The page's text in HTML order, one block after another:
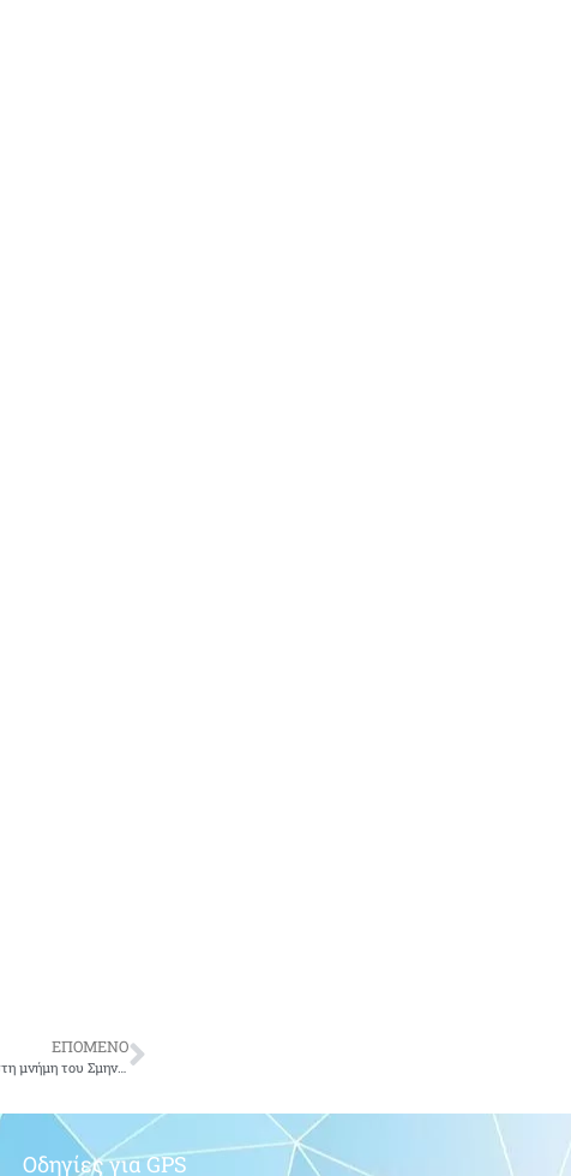
ΕΠΟΜΕΝΟ
Eπετειακή Eκδήλωση στο όρος Γράμμος και Τρισάγιο από την ΕΑΑΑ στη μνήμη του Σμηναγού (Ι) Παντελή Γκέλη
Οδηγίες για GPS